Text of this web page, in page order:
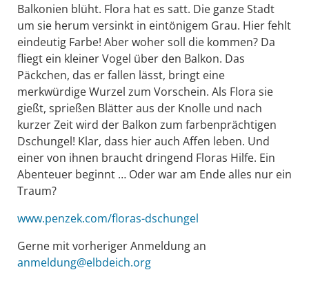
Balkonien blüht. Flora hat es satt. Die ganze Stadt
um sie herum versinkt in eintönigem Grau. Hier fehlt
eindeutig Farbe! Aber woher soll die kommen? Da
fliegt ein kleiner Vogel über den Balkon. Das
Päckchen, das er fallen lässt, bringt eine
merkwürdige Wurzel zum Vorschein. Als Flora sie
gießt, sprießen Blätter aus der Knolle und nach
kurzer Zeit wird der Balkon zum farbenprächtigen
Dschungel! Klar, dass hier auch Affen leben. Und
einer von ihnen braucht dringend Floras Hilfe. Ein
Abenteuer beginnt … Oder war am Ende alles nur ein
Traum?
www.penzek.com/floras-dschungel
Gerne mit vorheriger Anmeldung an
anmeldung@elbdeich.org